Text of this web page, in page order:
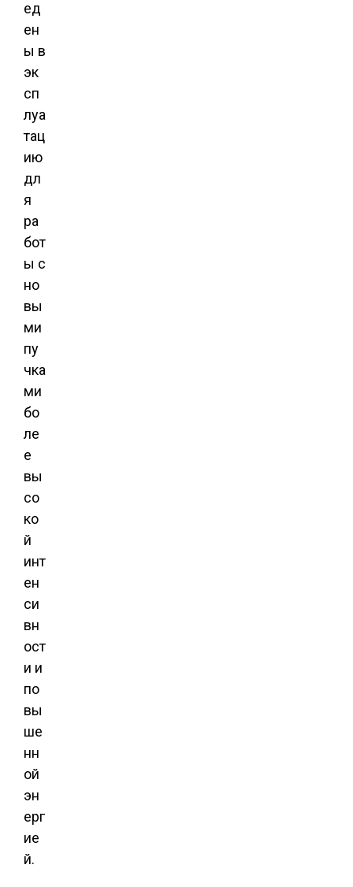
ед
ен
ы в
эк
сп
луа
тац
ию
дл
я
ра
бот
ы с
но
вы
ми
пу
чка
ми
бо
ле
е
вы
со
ко
й
инт
ен
си
вн
ост
и и
по
вы
ше
нн
ой
эн
ерг
ие
й.